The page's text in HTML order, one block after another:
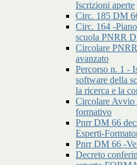
Iscrizioni aperte
Circ. 185 DM
Circ. 164 -
scuola PNRR
Circolare
avanzato
Percorso n. 1 -
software della
la ricerca e la
Circolare Avvio
formativo
Pnrr DM 66
Esperti-
Pnrr DM 66 -
Decreto